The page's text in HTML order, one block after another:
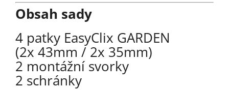
Obsah sady
4 patky EasyClix GARDEN
(2x 43mm / 2x 35mm)
2 montážní svorky
2 schránky